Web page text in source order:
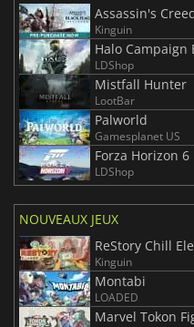
Assassin's
Kinguin
Halo Campaign
LDShop
Mistfall Hunter
LootBar
Palworld
Gamesplanet US
Forza Horizon 6
LDShop
NOUVEAUX JEUX
ReStory Chill
Kinguin
Montabi
LOADED
Marvel Tokon